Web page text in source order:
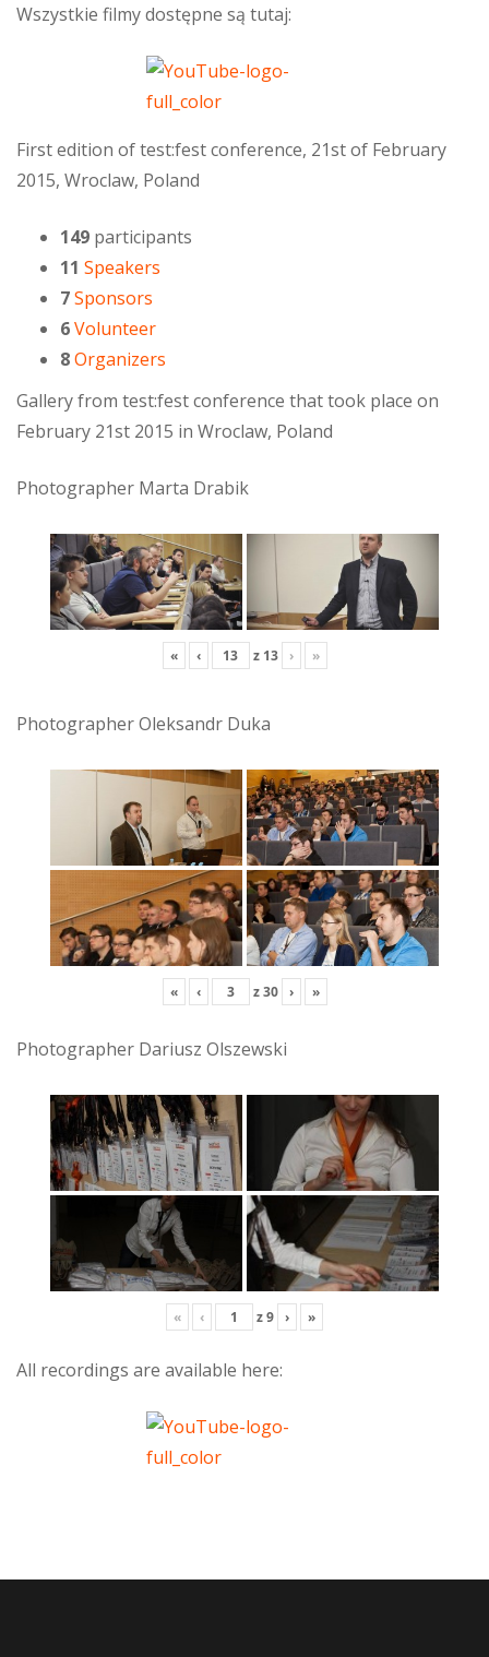
Wszystkie filmy dostępne są tutaj:
First edition of test:fest conference, 21st of February
2015, Wroclaw, Poland
149 participants
11 Speakers
7Sponsors
6Volunteer
8Organizers
Gallery from test:fest conference that took place on
February 21st 2015 in Wroclaw, Poland
Photographer Marta Drabik
« ‹ z 13 › »
Photographer Oleksandr Duka
« ‹ z30 › »
Photographer Dariusz Olszewski
« ‹ z9 › »
All recordings are available here: